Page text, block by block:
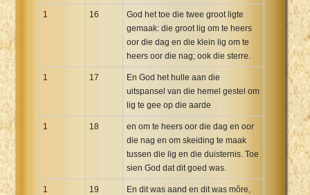
1 16
God het toe die twee groot ligte
gemaak: die groot lig om te heers
oor die dag en die klein lig om te
heers oor die nag; ook die sterre.
1 17
En God het hulle aan die
uitspansel van die hemel gestel om
lig te gee op die aarde
1 18
en om te heers oor die dag en oor
die nag en om skeiding te maak
tussen die lig en die duisternis. Toe
sien God dat dit goed was.
1 19
En dit was aand en dit was môre,